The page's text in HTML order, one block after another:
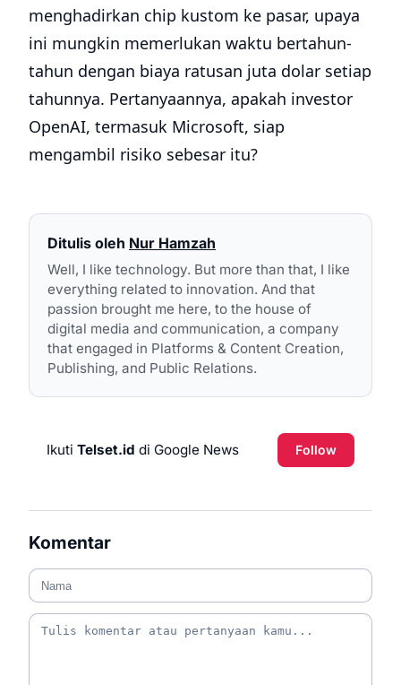
menghadirkan chip kustom ke pasar, upaya
ini mungkin memerlukan waktu bertahun-
tahun dengan biaya ratusan juta dolar setiap
tahunnya. Pertanyaannya, apakah investor
OpenAI, termasuk Microsoft, siap
mengambil risiko sebesar itu?
Ditulis oleh Nur Hamzah
Well, I like technology. But more than that, I like
everything related to innovation. And that
passion brought me here, to the house of
digital media and communication, a company
that engaged in Platforms & Content Creation,
Publishing, and Public Relations.
Ikuti Telset.id di Google News Follow
Komentar